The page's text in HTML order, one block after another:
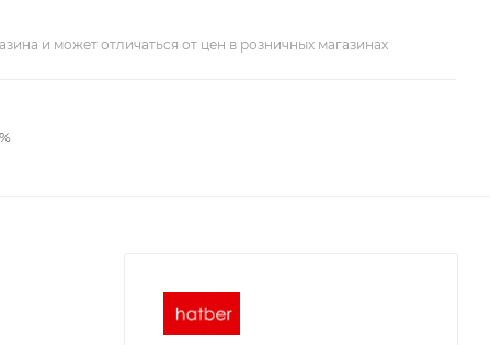
и может отличаться от цен в розничных магазинах